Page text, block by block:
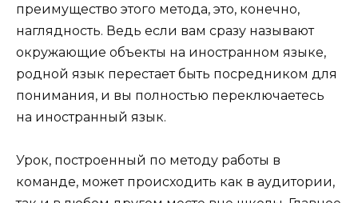
преимущество этого метода, это, конечно,
наглядность. Ведь если вам сразу называют
окружающие объекты на иностранном языке,
родной язык перестает быть посредником для
понимания, и вы полностью переключаетесь
на иностранный язык.
Урок, построенный по методу работы в
команде, может происходить как в аудитории,